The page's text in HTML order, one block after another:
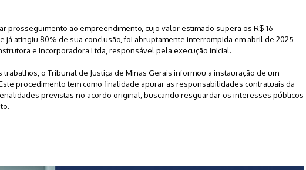
prosseguimento ao empreendimento, cujo valor estimado supera os R$ 16
já atingiu 80% de sua conclusão, foi abruptamente interrompida em abril de 2025
e Incorporadora Ltda, responsável pela execução inicial.
o Tribunal de Justiça de Minas Gerais informou a instauração de um
procedimento tem como finalidade apurar as responsabilidades contratuais da
previstas no acordo original, buscando resguardar os interesses públicos